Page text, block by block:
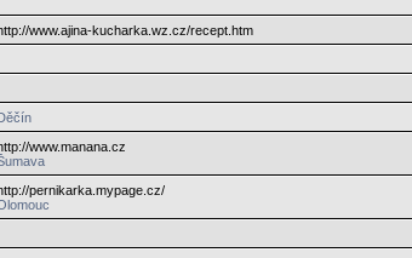
www.ajina-kucharka.wz.cz/recept.htm
www.manana.cz
pernikarka.mypage.cz/